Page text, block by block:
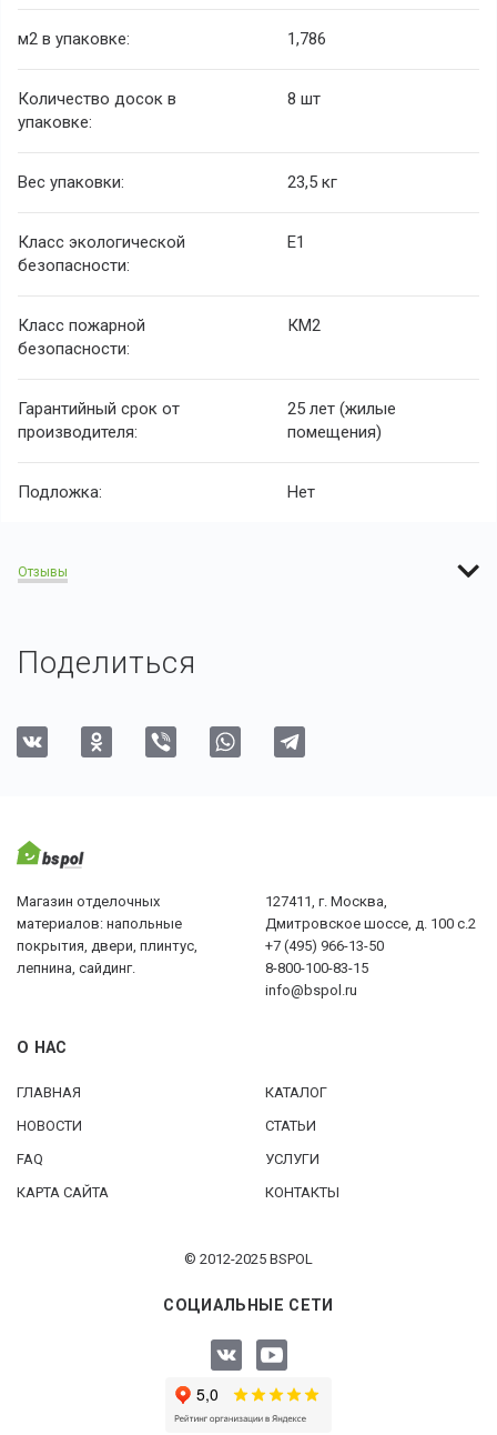
м2 в упаковке: 1,786
Количество досок в
упаковке:
8 шт
Вес упаковки: 23,5 кг
Класс экологической
безопасности:
Е1
Класс пожарной
безопасности:
КМ2
Гарантийный срок от
производителя:
25 лет (жилые
помещения)
Подложка: Нет
Отзывы
Поделиться
Магазин отделочных
материалов: напольные
покрытия, двери, плинтус,
лепнина, сайдинг.
127411, г. Москва,
Дмитровское шоссе, д. 100 с.2
+7 (495) 966-13-50
8-800-100-83-15
info@bspol.ru
О НАС
ГЛАВНАЯ
КАТАЛОГ
НОВОСТИ
СТАТЬИ
FAQ
УСЛУГИ
КАРТА САЙТА
КОНТАКТЫ
© 2012-2025 BSPOL
СОЦИАЛЬНЫЕ СЕТИ